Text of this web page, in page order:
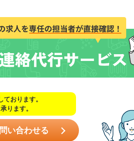
おります。
ります。
い合わせる